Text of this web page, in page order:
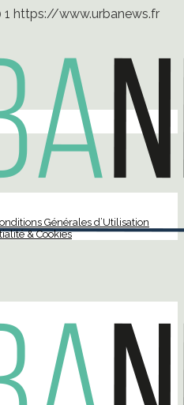
1 https://www.urbanews.fr
Générales d’Utilisation
& Cookies